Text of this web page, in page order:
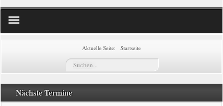
Züge
Aktuelle Seite: Startseite
Suchen...
Nächste Termine